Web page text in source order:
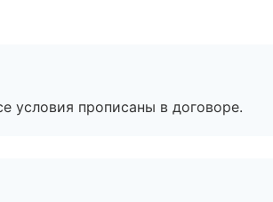
условия прописаны в договоре.